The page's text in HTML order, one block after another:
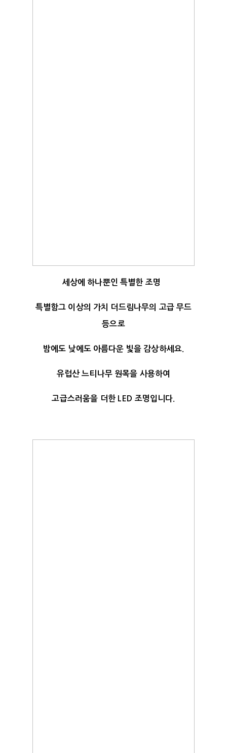
세상에 하나뿐인 특별한 조명
특별함그 이상의 가치 더드림나무의 고급 무드
등으로
밤에도 낮에도 아름다운 빛을 감상하세요.
유럽산 느티나무 원목을 사용하여
고급스러움을 더한 LED 조명입니다.